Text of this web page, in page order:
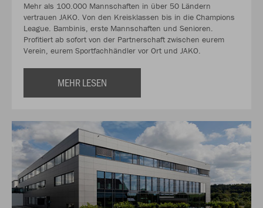
Mehr als 100.000 Mannschaften in über 50 Ländern
vertrauen JAKO. Von den Kreisklassen bis in die Champions
League. Bambinis, erste Mannschaften und Senioren.
Profitiert ab sofort von der Partnerschaft zwischen eurem
Verein, eurem Sportfachhändler vor Ort und JAKO.
MEHR LESEN